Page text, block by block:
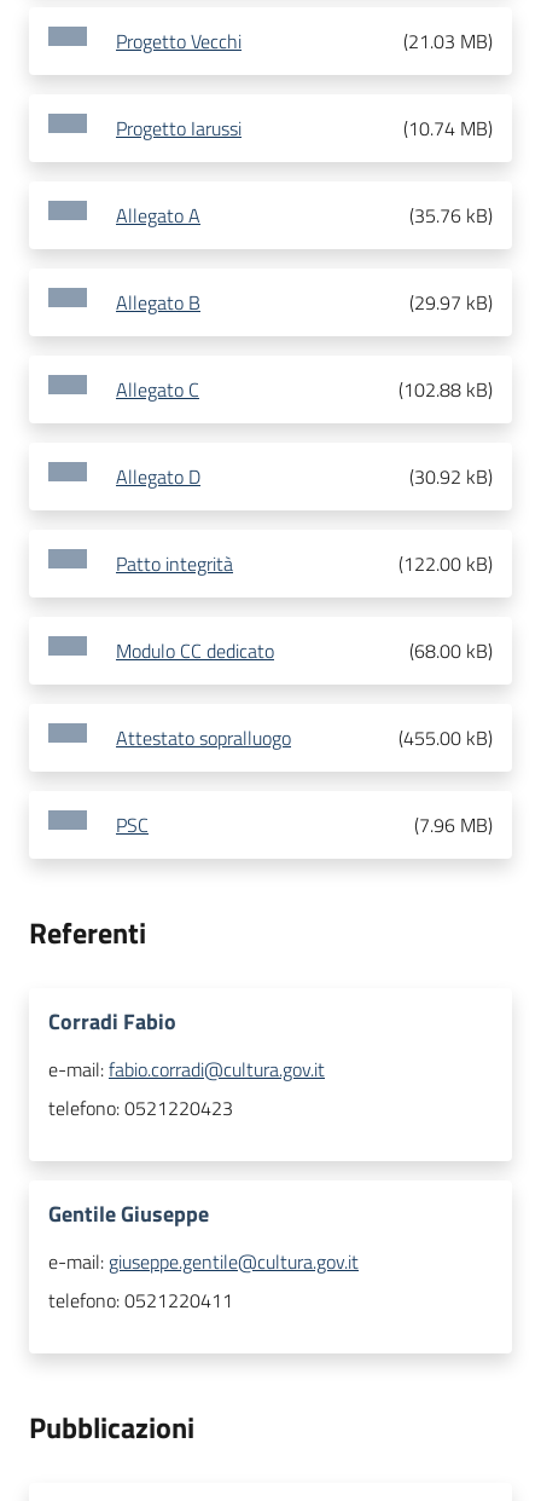
Progetto Vecchi (21.03 MB)
Progetto Iarussi (10.74 MB)
Allegato A (35.76 kB)
Allegato B (29.97 kB)
Allegato C (102.88 kB)
Allegato D (30.92 kB)
Patto integrità (122.00 kB)
Modulo CC dedicato (68.00 kB)
Attestato sopralluogo (455.00 kB)
PSC (7.96 MB)
Referenti
Corradi Fabio
e-mail:fabio.corradi@cultura.gov.it
telefono:0521220423
Gentile Giuseppe
e-mail: giuseppe.gentile@cultura.gov.it
telefono:0521220411
Pubblicazioni